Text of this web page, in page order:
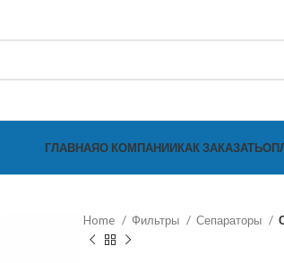
ГЛАВНАЯО КОМПАНИИКАК ЗАКАЗАТЬ
Home Фильтры Сепараторы